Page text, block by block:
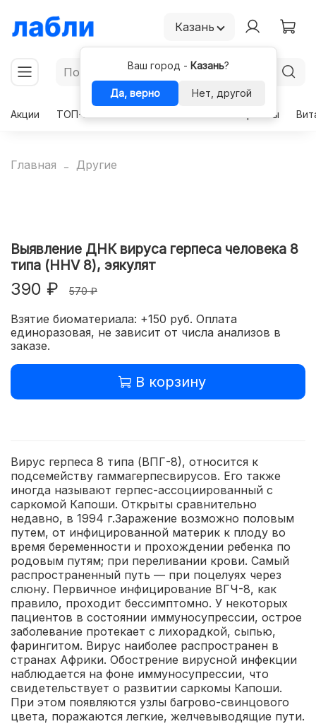
Казань
Ваш город - Казань?
Да, верно
Нет, другой
Акции
ТОП-50 Гормоны
Главная Другие
Выявление ДНК вируса герпеса человека 8
типа (HHV 8), эякулят
390 ₽ 570 ₽
Взятие биоматериала: +150 руб. Оплата
единоразовая, не зависит от числа анализов в
заказе.
В корзину
Вирус герпеса 8 типа (ВПГ-8), относится к
подсемейству гаммагерпесвирусов. Его также
иногда называют герпес-ассоциированный с
саркомой Капоши. Открыты сравнительно
недавно, в 1994 г.Заражение возможно половым
путем, от инфицированной материк к плоду во
время беременности и прохождении ребенка по
родовым путям; при переливании крови. Самый
распространенный путь — при поцелуях через
слюну. Первичное инфицирование ВГЧ-8, как
правило, проходит бессимптомно. У некоторых
пациентов в состоянии иммуносупрессии, острое
заболевание протекает с лихорадкой, сыпью,
фарингитом. Вирус наиболее распространен в
странах Африки. Обострение вирусной инфекции
наблюдается на фоне иммуносупрессии, что
свидетельствует о развитии саркомы Капоши.
При этом появляются узлы багрово-свинцового
цвета, поражаются легкие, желчевыводящие пути.